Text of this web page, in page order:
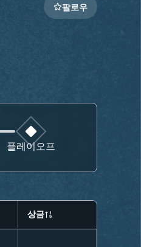
팔로우
플레이오프
상금